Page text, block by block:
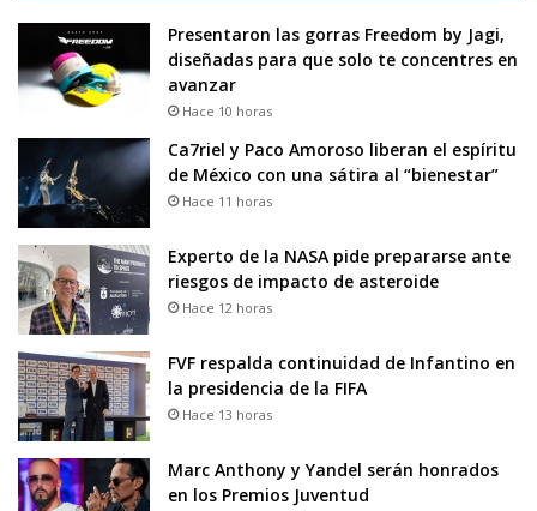
Presentaron las gorras Freedom by Jagi,
diseñadas para que solo te concentres en
avanzar
Hace 10 horas
Ca7riel y Paco Amoroso liberan el espíritu
de México con una sátira al “bienestar”
Hace 11 horas
Experto de la NASA pide prepararse ante
riesgos de impacto de asteroide
Hace 12 horas
FVF respalda continuidad de Infantino en
la presidencia de la FIFA
Hace 13 horas
Marc Anthony y Yandel serán honrados
en los Premios Juventud